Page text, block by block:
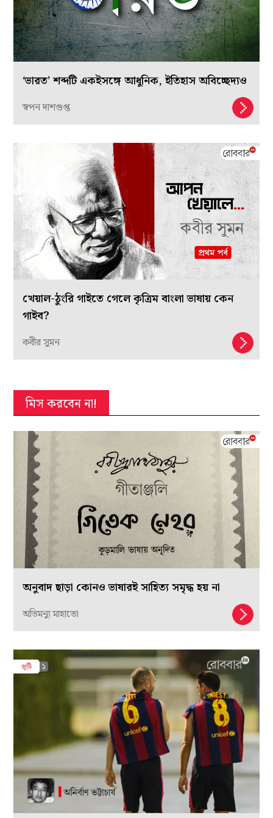
‘ভারত’ শব্দটি একইসঙ্গে আধুনিক, ইতিহাস অবিচ্ছেদ্যও
স্বপন দাশগুপ্ত
খেয়াল-ঠুংরি গাইতে গেলে কৃত্রিম বাংলা ভাষায় কেন
গাইব?
কবীর সুমন
মিস করবেন না!
অনুবাদ ছাড়া কোনও ভাষারই সাহিত‌্য সমৃদ্ধ হয় না
অভিমন্যু মাহাতো